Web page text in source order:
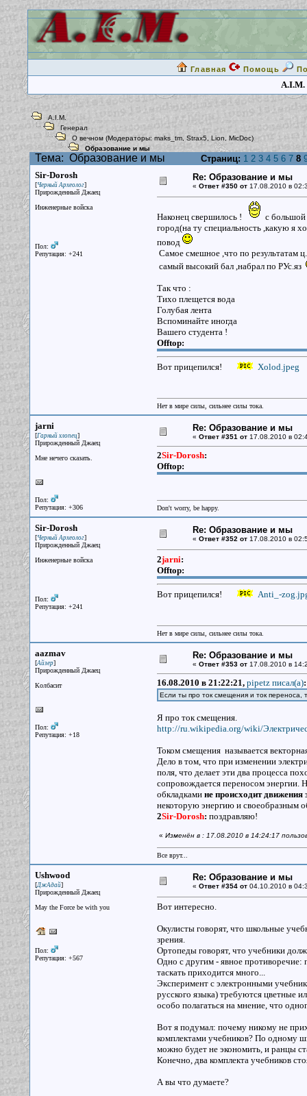
Главная Помощь
A.I.M.
A.I.M.
Генерал
О вечном (Модераторы: maks_tm, Strax5 Lion MicDoc)
Образование и мы
Тема: Образование и мы Страниц: 1 2 3 4 5 6 7 8
Sir-Dorosh
[Черный Археолог]
Прирожденный Джаец
Инженерные войска
Пол:
Репутация: +241
Re: Образование и мы
« Ответ #350 от17.08.2010 в
Наконец свершилось !
с большой
город(на ту специальность ,какую я
повод
Самое смешное ,что по результатам
самый высокий бал ,набрал по РУс.яз
Так что :
Тихо плещется вода
Голубая лента
Вспоминайте иногда
Вашего студента !
Offtop:
Вот прицепился! Xolod.jpeg
Нет в мире силы, сильнее силы тока.
jarni
[Гарный хлопец]
Прирожденный Джаец
Мне нечего сказать.
Пол:
Репутация: +306
Re: Образование и мы
« Ответ #351 от17.08.2010 в
2Sir-Dorosh:
Offtop:
Don't worry, be happy.
Sir-Dorosh
[Черный Археолог]
Прирожденный Джаец
Инженерные войска
Пол:
Репутация: +241
Re: Образование и мы
« Ответ #352 от17.08.2010 в
2jarni:
Offtop:
Вот прицепился! Anti_-
Нет в мире силы, сильнее силы тока.
aazmav
[Айзер]
Прирожденный Джаец
Колбасит
Пол:
Репутация: +18
Re: Образование и мы
« Ответ #353 от17.08.2010 в
16.08.2010 в 21:22:21, pipetz писал(a):
Если ты про ток смещения и ток
Я про ток смещения.
http://ru.wikipedia.org/wiki/
Током смещения называется
Дело в том, что при изменении
поля, что делает эти два процесса
сопровождается переносом энергии.
обкладками не происходит движения
некоторую энергию и своеобразным
2Sir-Dorosh: поздравляю!
« Изменён в : 17.08.2010 в 14:24:17
Все врут...
Ushwood
[ДжАдай]
Прирожденный Джаец
May the Force be with you
Пол:
Репутация: +567
Re: Образование и мы
« Ответ #354 от04.10.2010 в
Вот интересно.
Окулисты говорят, что школьные
зрения.
Ортопеды говорят, что учебники
Одно с другим - явное противоречие:
таскать приходится много...
Эксперимент с электронными
русского языка) требуются цветные
особо полагаться на мнение, что
Вот я подумал: почему никому не
комплектами учебников? По одному
можно будет не экономить, и ранцы
Конечно, два комплекта учебников
А вы что думаете?